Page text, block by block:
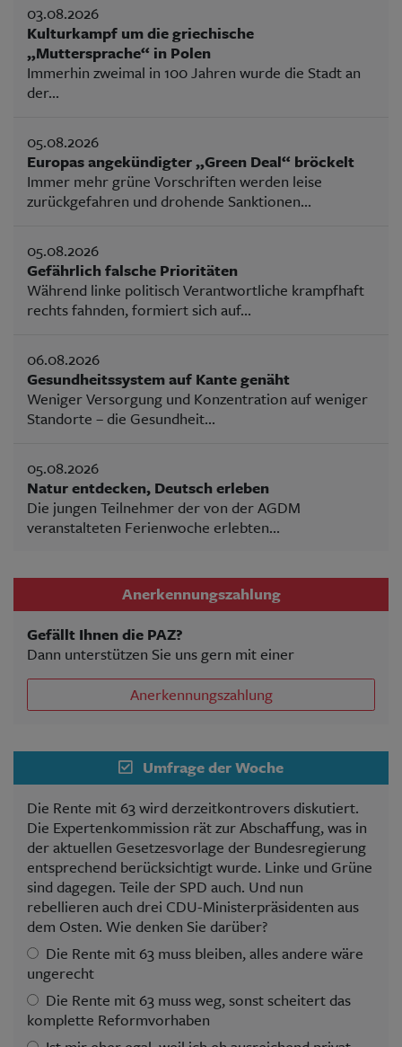
03.08.2026
Kulturkampf um die griechische
„Muttersprache“ in Polen
Immerhin zweimal in 100 Jahren wurde die Stadt an
der...
05.08.2026
Europas angekündigter „Green Deal“ bröckelt
Immer mehr grüne Vorschriften werden leise
zurückgefahren und drohende Sanktionen...
05.08.2026
Gefährlich falsche Prioritäten
Während linke politisch Verantwortliche krampfhaft
rechts fahnden, formiert sich auf...
06.08.2026
Gesundheitssystem auf Kante genäht
Weniger Versorgung und Konzentration auf weniger
Standorte – die Gesundheit...
05.08.2026
Natur entdecken, Deutsch erleben
Die jungen Teilnehmer der von der AGDM
veranstalteten Ferienwoche erlebten...
Anerkennungszahlung
Gefällt Ihnen die PAZ?
Dann unterstützen Sie uns gern mit einer
Anerkennungszahlung
Umfrage der Woche
Die Rente mit 63 wird derzeitkontrovers diskutiert.
Die Expertenkommission rät zur Abschaffung, was in
der aktuellen Gesetzesvorlage der Bundesregierung
entsprechend berücksichtigt wurde. Linke und Grüne
sind dagegen. Teile der SPD auch. Und nun
rebellieren auch drei CDU-Ministerpräsidenten aus
dem Osten. Wie denken Sie darüber?
Die Rente mit 63 muss bleiben, alles andere wäre
ungerecht
Die Rente mit 63 muss weg, sonst scheitert das
komplette Reformvorhaben